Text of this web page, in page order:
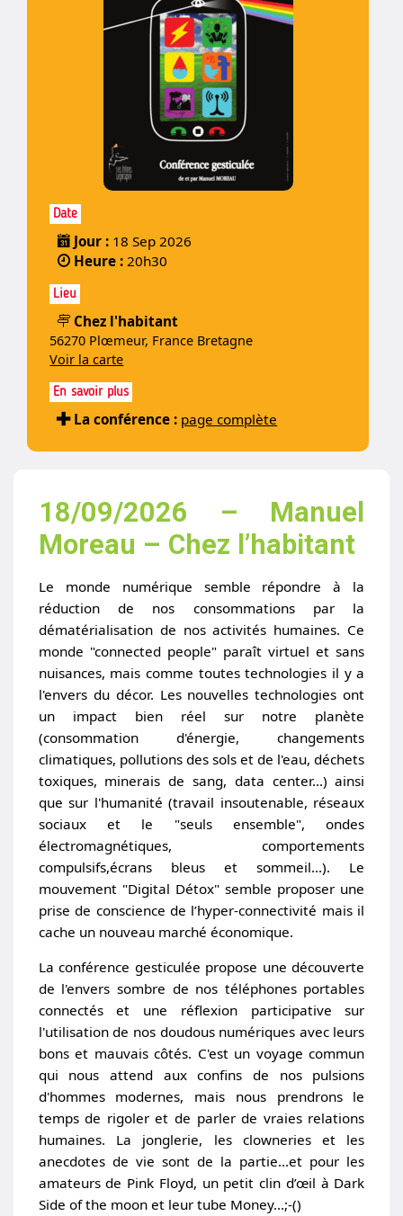
Date
Jour : 18 Sep 2026
Heure : 20h30
Lieu
Chez l'habitant
56270 Plœmeur, France Bretagne
Voir la carte
En savoir plus
La conférence : page complète
18/09/2026 – Manuel
Moreau – Chez l’habitant
Le monde numérique semble répondre à la
réduction de nos consommations par la
dématérialisation de nos activités humaines. Ce
monde "connected people" paraît virtuel et sans
nuisances, mais comme toutes technologies il y a
l'envers du décor. Les nouvelles technologies ont
un impact bien réel sur notre planète
(consommation d'énergie, changements
climatiques, pollutions des sols et de l'eau, déchets
toxiques, minerais de sang, data center...) ainsi
que sur l'humanité (travail insoutenable, réseaux
sociaux et le "seuls ensemble", ondes
électromagnétiques, comportements
compulsifs,écrans bleus et sommeil...). Le
mouvement "Digital Détox" semble proposer une
prise de conscience de l’hyper-connectivité mais il
cache un nouveau marché économique.
La conférence gesticulée propose une découverte
de l'envers sombre de nos téléphones portables
connectés et une réflexion participative sur
l'utilisation de nos doudous numériques avec leurs
bons et mauvais côtés. C'est un voyage commun
qui nous attend aux confins de nos pulsions
d'hommes modernes, mais nous prendrons le
temps de rigoler et de parler de vraies relations
humaines. La jonglerie, les clowneries et les
anecdotes de vie sont de la partie...et pour les
amateurs de Pink Floyd, un petit clin d’œil à Dark
Side of the moon et leur tube Money...;-()